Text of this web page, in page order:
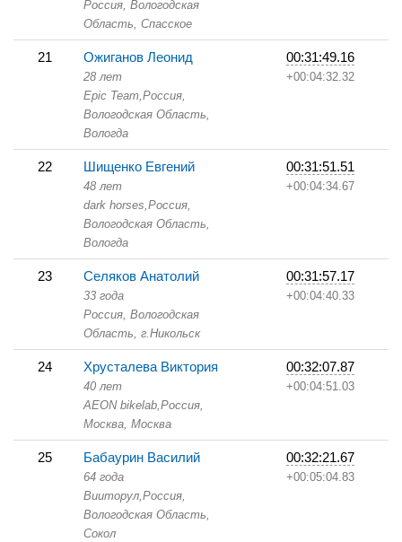
Россия, Вологодская
Область, Спасское
21 Ожиганов Леонид
28 лет
Epic Team,Россия,
Вологодская Область,
Вологда
00:31:49.16
+00:04:32.32
22 Шищенко Евгений
48 лет
dark horses,Россия,
Вологодская Область,
Вологда
00:31:51.51
+00:04:34.67
23 Селяков Анатолий
33 года
Россия, Вологодская
Область, г.Никольск
00:31:57.17
+00:04:40.33
24 Хрусталева Виктория
40 лет
AEON bikelab,Россия,
Москва, Москва
00:32:07.87
+00:04:51.03
25 Бабаурин Василий
64 года
Вииторул,Россия,
Вологодская Область,
Сокол
00:32:21.67
+00:05:04.83